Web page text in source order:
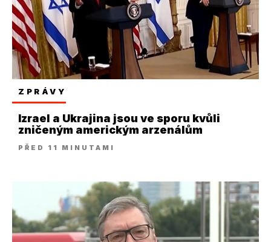
ZPRÁVY
Izrael a Ukrajina jsou ve sporu kvůli
zničeným americkým arzenálům
PŘED 11 MINUTAMI